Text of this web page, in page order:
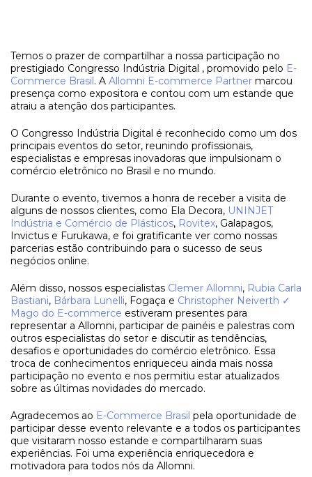
Temos o prazer de compartilhar a nossa participação no
prestigiado Congresso Indústria Digital , promovido pelo E-
Commerce Brasil. A Allomni E-commerce Partner marcou
presença como expositora e contou com um estande que
atraiu a atenção dos participantes.
O Congresso Indústria Digital é reconhecido como um dos
principais eventos do setor, reunindo profissionais,
especialistas e empresas inovadoras que impulsionam o
comércio eletrônico no Brasil e no mundo.
Durante o evento, tivemos a honra de receber a visita de
alguns de nossos clientes, como Ela Decora, UNINJET
Indústria e Comércio de Plásticos, Rovitex, Galapagos,
Invictus e Furukawa, e foi gratificante ver como nossas
parcerias estão contribuindo para o sucesso de seus
negócios online.
Além disso, nossos especialistas Clemer Allomni, Rubia Carla
Bastiani, Bárbara Lunelli, Fogaça e Christopher Neiverth ✓
Mago do E-commerce estiveram presentes para
representar a Allomni, participar de painéis e palestras com
outros especialistas do setor e discutir as tendências,
desafios e oportunidades do comércio eletrônico. Essa
troca de conhecimentos enriqueceu ainda mais nossa
participação no evento e nos permitiu estar atualizados
sobre as últimas novidades do mercado.
Agradecemos ao E-Commerce Brasil pela oportunidade de
participar desse evento relevante e a todos os participantes
que visitaram nosso estande e compartilharam suas
experiências. Foi uma experiência enriquecedora e
motivadora para todos nós da Allomni.